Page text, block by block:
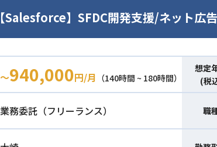
【Salesforce】SFDC開発支援/ネット広告
〜940,000円/月 （140時間 ~ 180時間）
想定
(税
業務委託（フリーランス） 職